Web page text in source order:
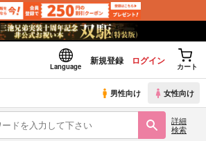
Language
新規登録 ログイン
カート
男性向け 女性向け
詳細
検索